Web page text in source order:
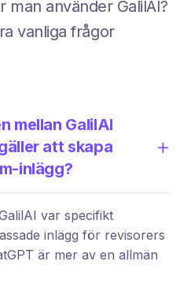
använder GalilAI?
vanliga frågor
mellan GalilAI
att skapa
inlägg?
var specifikt
inlägg för revisorers
är mer av en allmän